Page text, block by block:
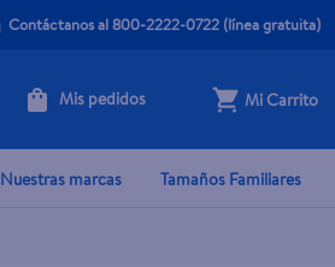
Contáctanos al 800-2222-0722(línea gratuita)
Mis pedidos Mi Carrito
Nuestras marcas Tamaños Familiares
Agotado